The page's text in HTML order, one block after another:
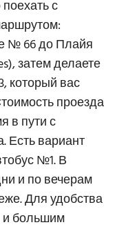
с
№ 66 до Плайя
затем делаете
который вас
проезда
в пути с
Есть вариант
№1. В
и по вечерам
Для удобства
и большим